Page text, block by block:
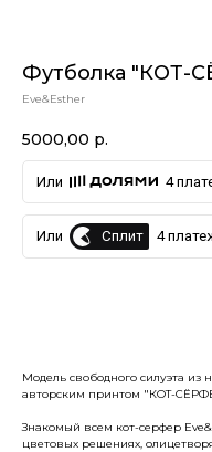
Футболка "КОТ-
Eve&Esther
5000,00 р.
Или 4
Или Сплит 4
Модель свободного силуэта из
авторским принтом "КОТ-
Знакомый всем кот-серфер
цветовых решениях,